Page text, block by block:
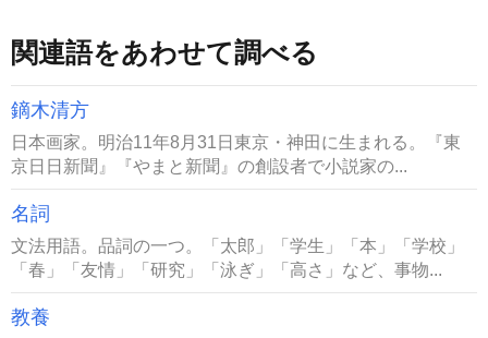
関連語をあわせて調べる
鏑木清方
日本画家。明治11年8月31日東京・神田に生まれる。『東
京日日新聞』『やまと新聞』の創設者で小説家の...
名詞
文法用語。品詞の一つ。「太郎」「学生」「本」「学校」
「春」「友情」「研究」「泳ぎ」「高さ」など、事物...
教養